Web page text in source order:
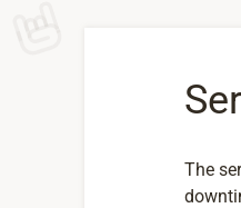
The